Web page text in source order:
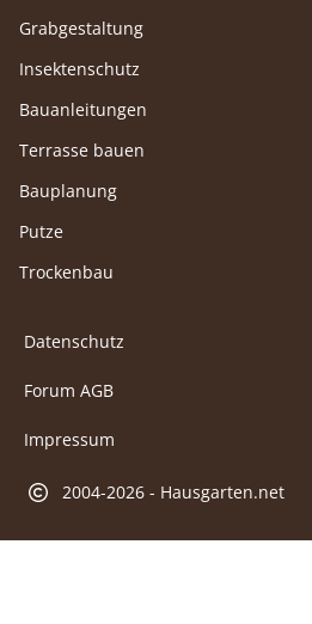
Grabgestaltung
Insektenschutz
Bauanleitungen
Terrasse bauen
Bauplanung
Putze
Trockenbau
Datenschutz
Forum AGB
Impressum
2004-2026 - Hausgarten.net